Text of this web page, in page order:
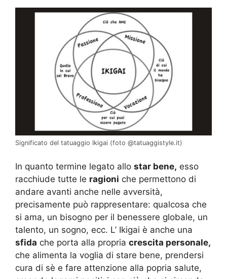
Significato del tatuaggio Ikigai (foto @tatuaggistyle.it)
In quanto termine legato allo star bene, esso
racchiude tutte le ragioni che permettono di
andare avanti anche nelle avversità,
precisamente può rappresentare: qualcosa che
si ama, un bisogno per il benessere globale, un
talento, un sogno, ecc. L’ Ikigai è anche una
sfida che porta alla propria crescita personale,
che alimenta la voglia di stare bene, prendersi
cura di sè e fare attenzione alla popria salute,